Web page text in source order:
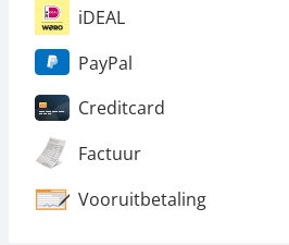
iDEAL
PayPal
Creditcard
Factuur
Vooruitbetaling